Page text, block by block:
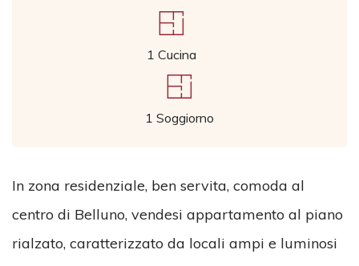
1 Cucina
1 Soggiorno
In zona residenziale, ben servita, comoda al
centro di Belluno, vendesi appartamento al piano
rialzato, caratterizzato da locali ampi e luminosi